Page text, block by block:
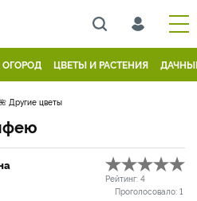
ОГОРОД ЦВЕТЫ И РАСТЕНИЯ
Другие цветы
Рейтинг: 4
Проголосовало: 1